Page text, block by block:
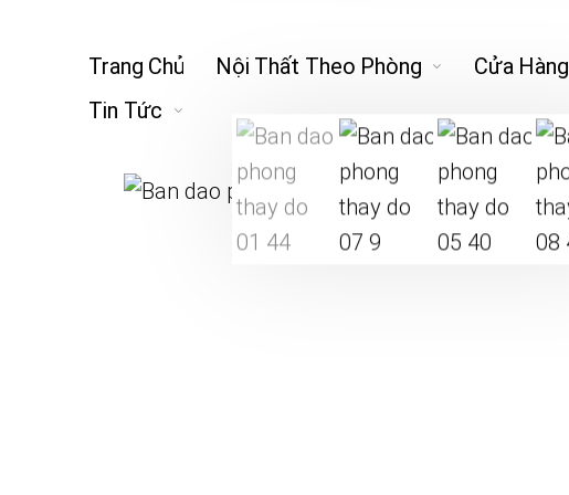
Trang Chủ Nội Thất Theo Phòng
Cửa Hàng
Tin Tức